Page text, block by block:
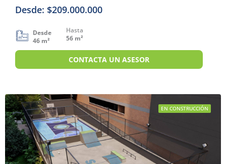
Desde: $209.000.000
Desde
46 m²
Hasta
56 m²
CONTACTA UN ASESOR
EN CONSTRUCCIÓN